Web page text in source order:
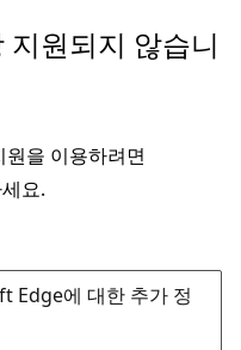
원되지 않습니
을 이용하려면
요.
에 대한 추가 정